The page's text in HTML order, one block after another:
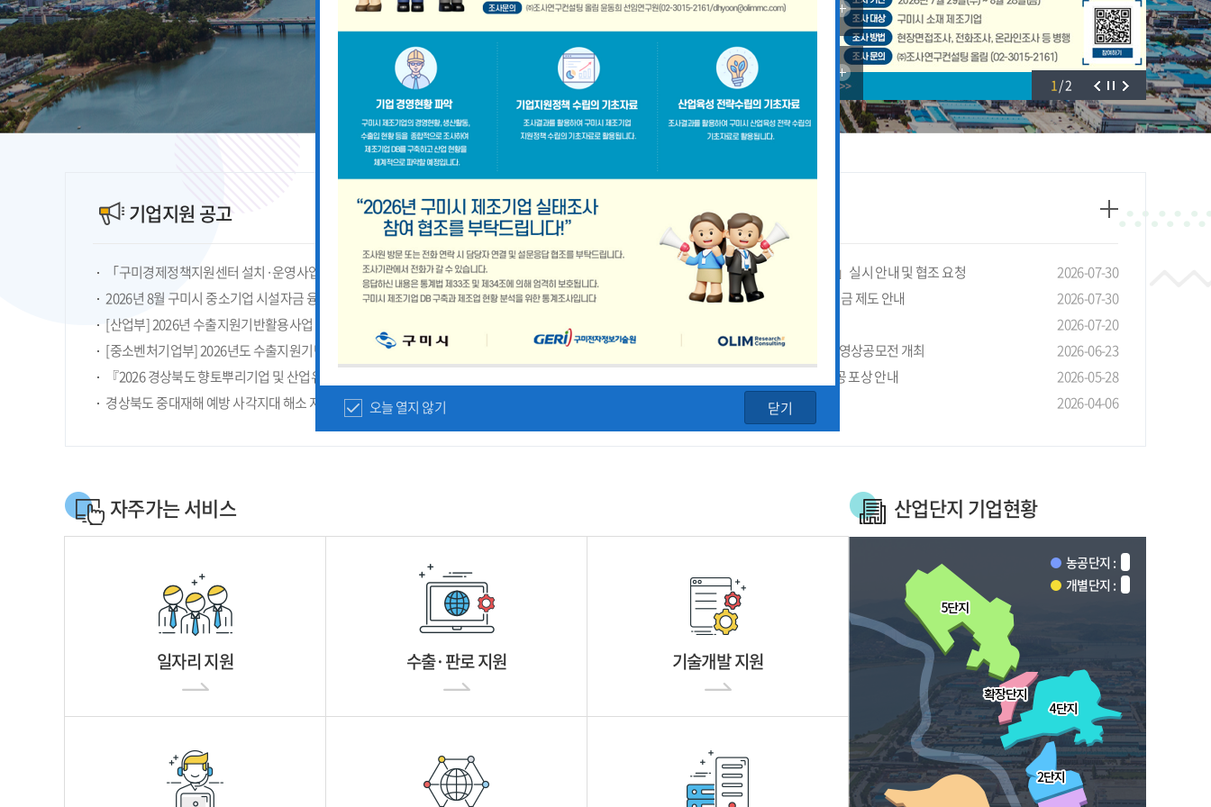
오늘 열지 않기 닫기
1/2
기업지원 공고
2026년 8월 구미시 중소기업 시설자금 융자지원 안내
2026-07-27
2026-07-10
2026-07-08
『2026 경상북도 향토뿌리기업 및 산업유산 지정계획』 공고
경상북도 중대재해 예방 사각지대 해소 지원사업 모집공고
공지사항
「2026년 구미시 제조기업 실태조사」실시 안내 및 협조 요청
2026-07-30
[장애인복지과] 장애인 고용개선 장려금 제도 안내
2026-07-30
2026-07-20
제5회 Galaxy 사진공모전& 제4회 LG 영상공모전 개최
2026-06-23
2026년 가족친화 우수기업 · 기관 유공 포상 안내
2026-05-28
2026년 가족친화기업 인증 신청 안내
2026-04-06
자주가는 서비스
일자리 지원 수출·판로 지원 기술개발 지원
산업단지 기업현황
농공단지 :
개별단지 :